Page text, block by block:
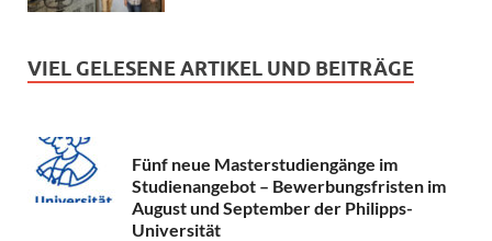
VIEL GELESENE ARTIKEL UND BEITRÄGE
Fünf neue Masterstudiengänge im
Studienangebot – Bewerbungsfristen im
August und September der Philipps-
Universität